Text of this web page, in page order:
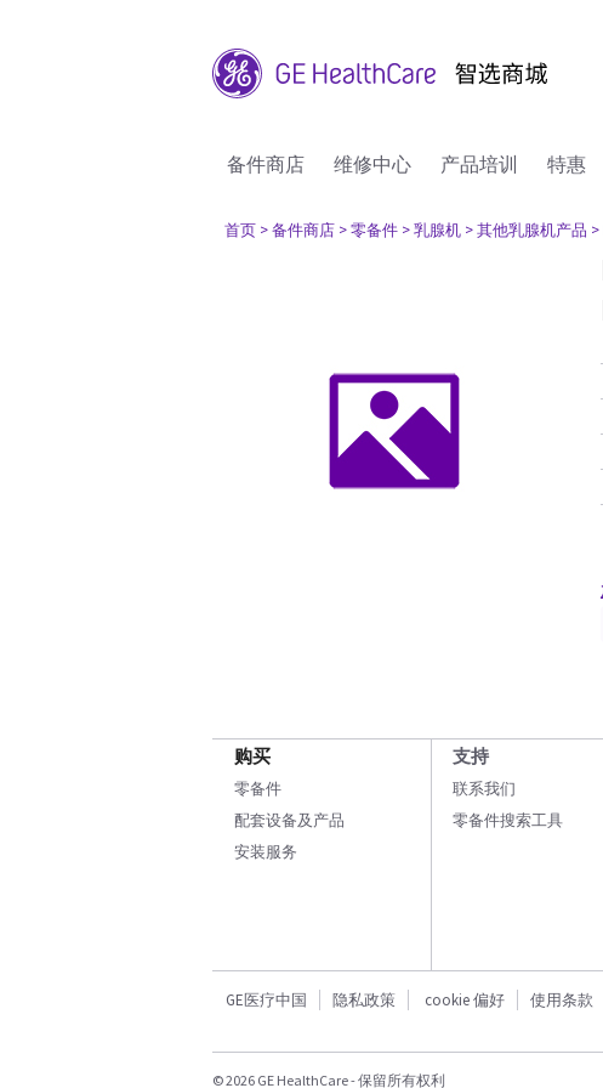
备件商店 维修中心 产品培训 特惠
首页 > 备件商店 > 零备件 > 乳腺机 > 其他乳腺机产品 >
购买
零备件
配套设备及产品
安装服务
支持
联系我们
零备件搜索工具
GE医疗中国 隐私政策 cookie 偏好 使用条款
© 2026 GE HealthCare - 保留所有权利